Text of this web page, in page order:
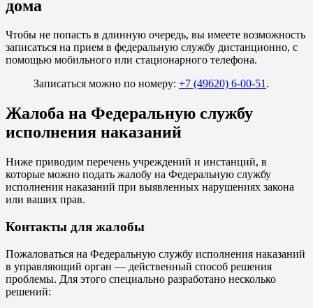
дома
Чтобы не попасть в длинную очередь, вы имеете возможность
записаться на прием в федеральную службу дистанционно, с
помощью мобильного или стационарного телефона.
Записаться можно по номеру: +7 (49620) 6-00-51.
Жалоба на Федеральную службу
исполнения наказаний
Ниже приводим перечень учреждений и инстанций, в
которые можно подать жалобу на Федеральную службу
исполнения наказаний при выявленных нарушениях закона
или ваших прав.
Контакты для жалобы
Пожаловаться на Федеральную службу исполнения наказаний
в управляющий орган — действенный способ решения
проблемы. Для этого специально разработано несколько
решений: